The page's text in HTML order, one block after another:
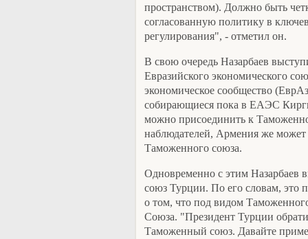
пространством). Должно быть
согласованную политику в
регулирования", - отметил он.
В свою очередь Назарбаев
Евразийского экономического
экономическое сообщество
собирающиеся пока в ЕАЭС
можно присоединить к
наблюдателей, Армения же
Таможенного союза.
Одновременно с этим Назарбаев
союз Турции. По его словам, это
о том, что под видом
Союза. "Президент Турции
Таможенный союз. Давайте